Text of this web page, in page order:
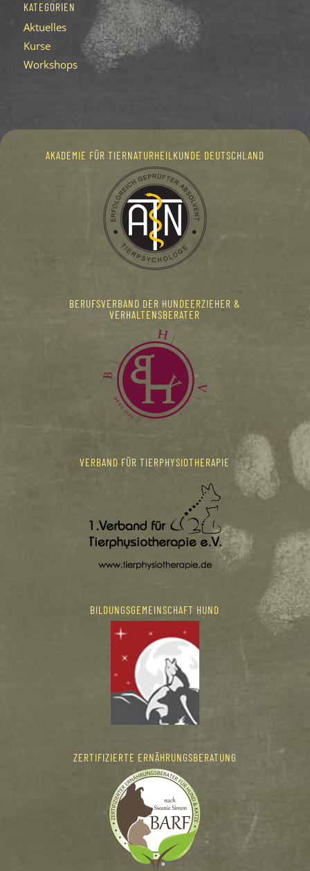
KATEGORIEN
Aktuelles
Kurse
Workshops
AKADEMIE FÜR TIERNATURHEILKUNDE DEUTSCHLAND
BERUFSVERBAND DER HUNDEERZIEHER &
VERHALTENSBERATER
VERBAND FÜR TIERPHYSIOTHERAPIE
BILDUNGSGEMEINSCHAFT HUND
ZERTIFIZIERTE ERNÄHRUNGSBERATUNG